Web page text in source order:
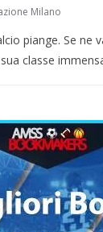
Milano
piange. Se ne
classe